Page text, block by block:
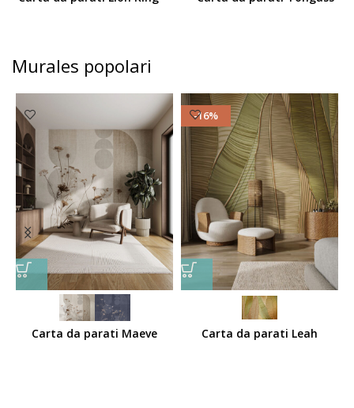
Murales popolari
Carta da parati Maeve
-16%
Carta da parati Leah